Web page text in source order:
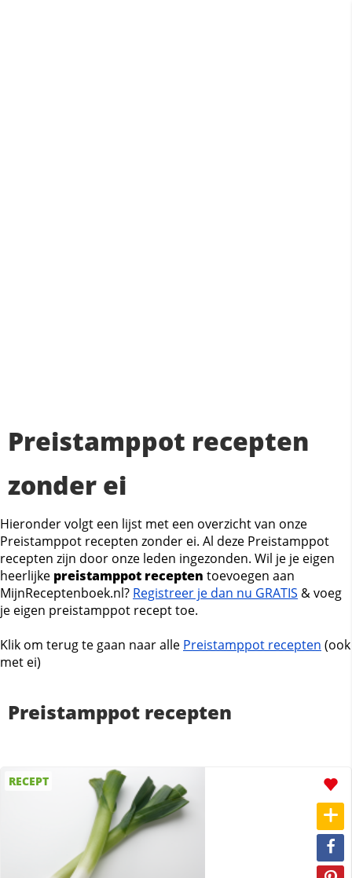
Preistamppot recepten
zonder ei
Hieronder volgt een lijst met een overzicht van onze
Preistamppot recepten zonder ei. Al deze Preistamppot
recepten zijn door onze leden ingezonden. Wil je je eigen
heerlijke preistamppot recepten toevoegen aan
MijnReceptenboek.nl? Registreer je dan nu GRATIS & voeg
je eigen preistamppot recept toe.
Klik om terug te gaan naar alle Preistamppot recepten (ook
met ei)
Preistamppot recepten
RECEPT